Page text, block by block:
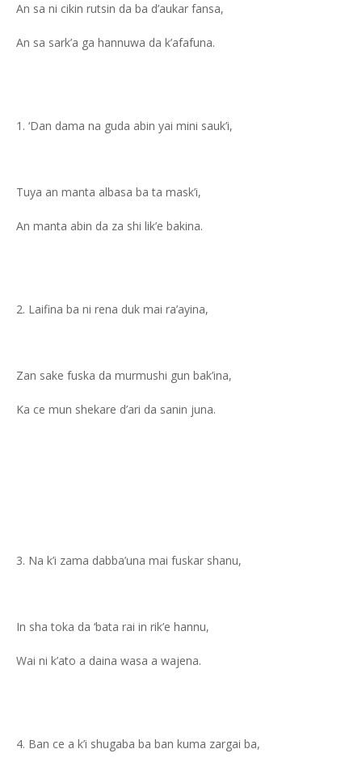
An sa ni cikin rutsin da ba d’aukar fansa,
An sa sark’a ga hannuwa da k’afafuna.
‘Dan dama na guda abin yai mini sauk’i,
Tuya an manta albasa ba ta mask’i,
An manta abin da za shi lik’e bakina.
Laifina ba ni rena duk mai ra’ayina,
Zan sake fuska da murmushi gun bak’ina,
Ka ce mun shekare d’ari da sanin juna.
Na k’i zama dabba’una mai fuskar shanu,
In sha toka da ‘bata rai in rik’e hannu,
Wai ni k’ato a daina wasa a wajena.
Ban ce a k’i shugaba ba ban kuma zargai ba,